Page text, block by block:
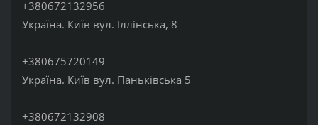
+380672132956
Україна. Київ вул. Іллінська, 8
+380675720149
Україна. Київ вул. Паньківська 5
+380672132908